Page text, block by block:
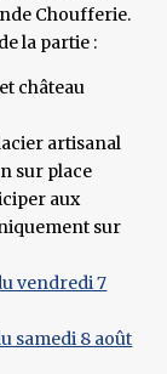
Choufferie.
la partie :
château
artisanal
sur place
aux
sur
vendredi 7
samedi 8 août